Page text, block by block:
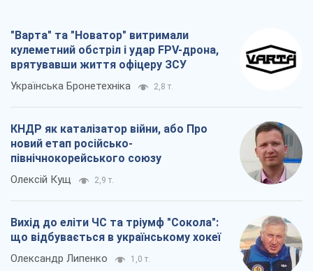
"Варта" та "Новатор" витримали
кулеметний обстріл і удар FPV-дрона,
врятувавши життя офіцеру ЗСУ
Українська Бронетехніка 2,8 т.
КНДР як каталізатор війни, або Про
новий етап російсько-
північнокорейського союзу
Олексій Кущ 2,9 т.
Вихід до еліти ЧС та тріумф "Сокола":
що відбувається в українському хокеї
Олександр Липенко 1,0 т.